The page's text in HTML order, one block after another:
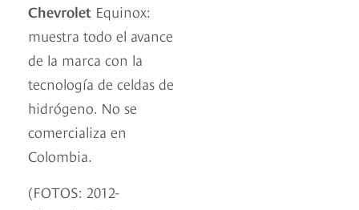
Chevrolet Equinox:
muestra todo el avance
de la marca con la
tecnología de celdas de
hidrógeno. No se
comercializa en
Colombia.
(FOTOS: 2012-